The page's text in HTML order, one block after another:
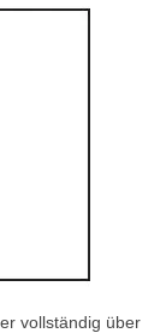
vollständig über